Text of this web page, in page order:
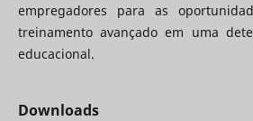
empregadores para as
treinamento avançado em uma
educacional.
Downloads